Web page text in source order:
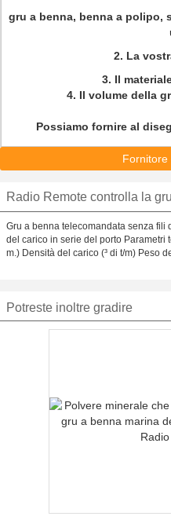
gru a benna, benna a polipo,
2. La
3. Il
4. Il volume della
Possiamo fornire al
Fornitore
Radio Remote controlla la
Gru a benna telecomandata senza fili
del carico in serie del porto Parametri
m.) Densità del carico (³ di t/m) Peso
Potreste inoltre gradire